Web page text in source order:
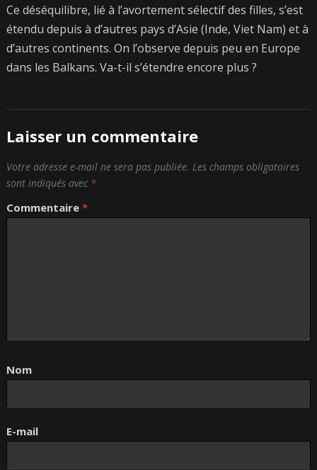
Ce déséquilibre, lié à l’avortement sélectif des filles, s’est
étendu depuis à d’autres pays d’Asie (Inde, Viet Nam) et à
d’autres continents. On l’observe depuis peu en Europe
dans les Balkans. Va-t-il s’étendre encore plus ?
Laisser un commentaire
Votre adresse e-mail ne sera pas publiée. Les champs obligatoires
sont indiqués avec *
Commentaire *
Nom
E-mail